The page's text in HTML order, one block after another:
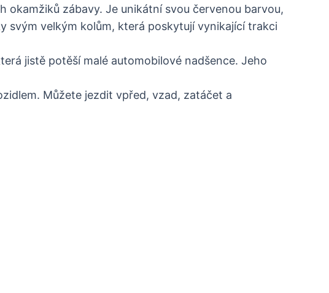
zábavy. Je unikátní svou červenou barvou,
svým velkým kolům, která poskytují vynikající trakci
jistě potěší malé automobilové nadšence. Jeho
Můžete jezdit vpřed, vzad, zatáčet a